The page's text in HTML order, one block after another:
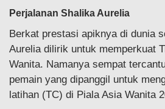
Perjalanan Shalika Aurelia
Berkat prestasi apiknya di dunia
Aurelia dilirik untuk memperkuat
Wanita. Namanya sempat
pemain yang dipanggil untuk
latihan (TC) di Piala Asia Wanita